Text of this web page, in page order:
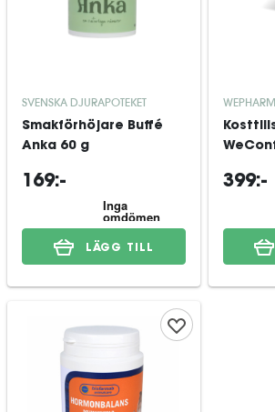
SVENSKA DJURAPOTEKET
Smakförhöjare Buffé
Anka 60 g
169:-
LÄGG TILL
WEPHARM
399:-